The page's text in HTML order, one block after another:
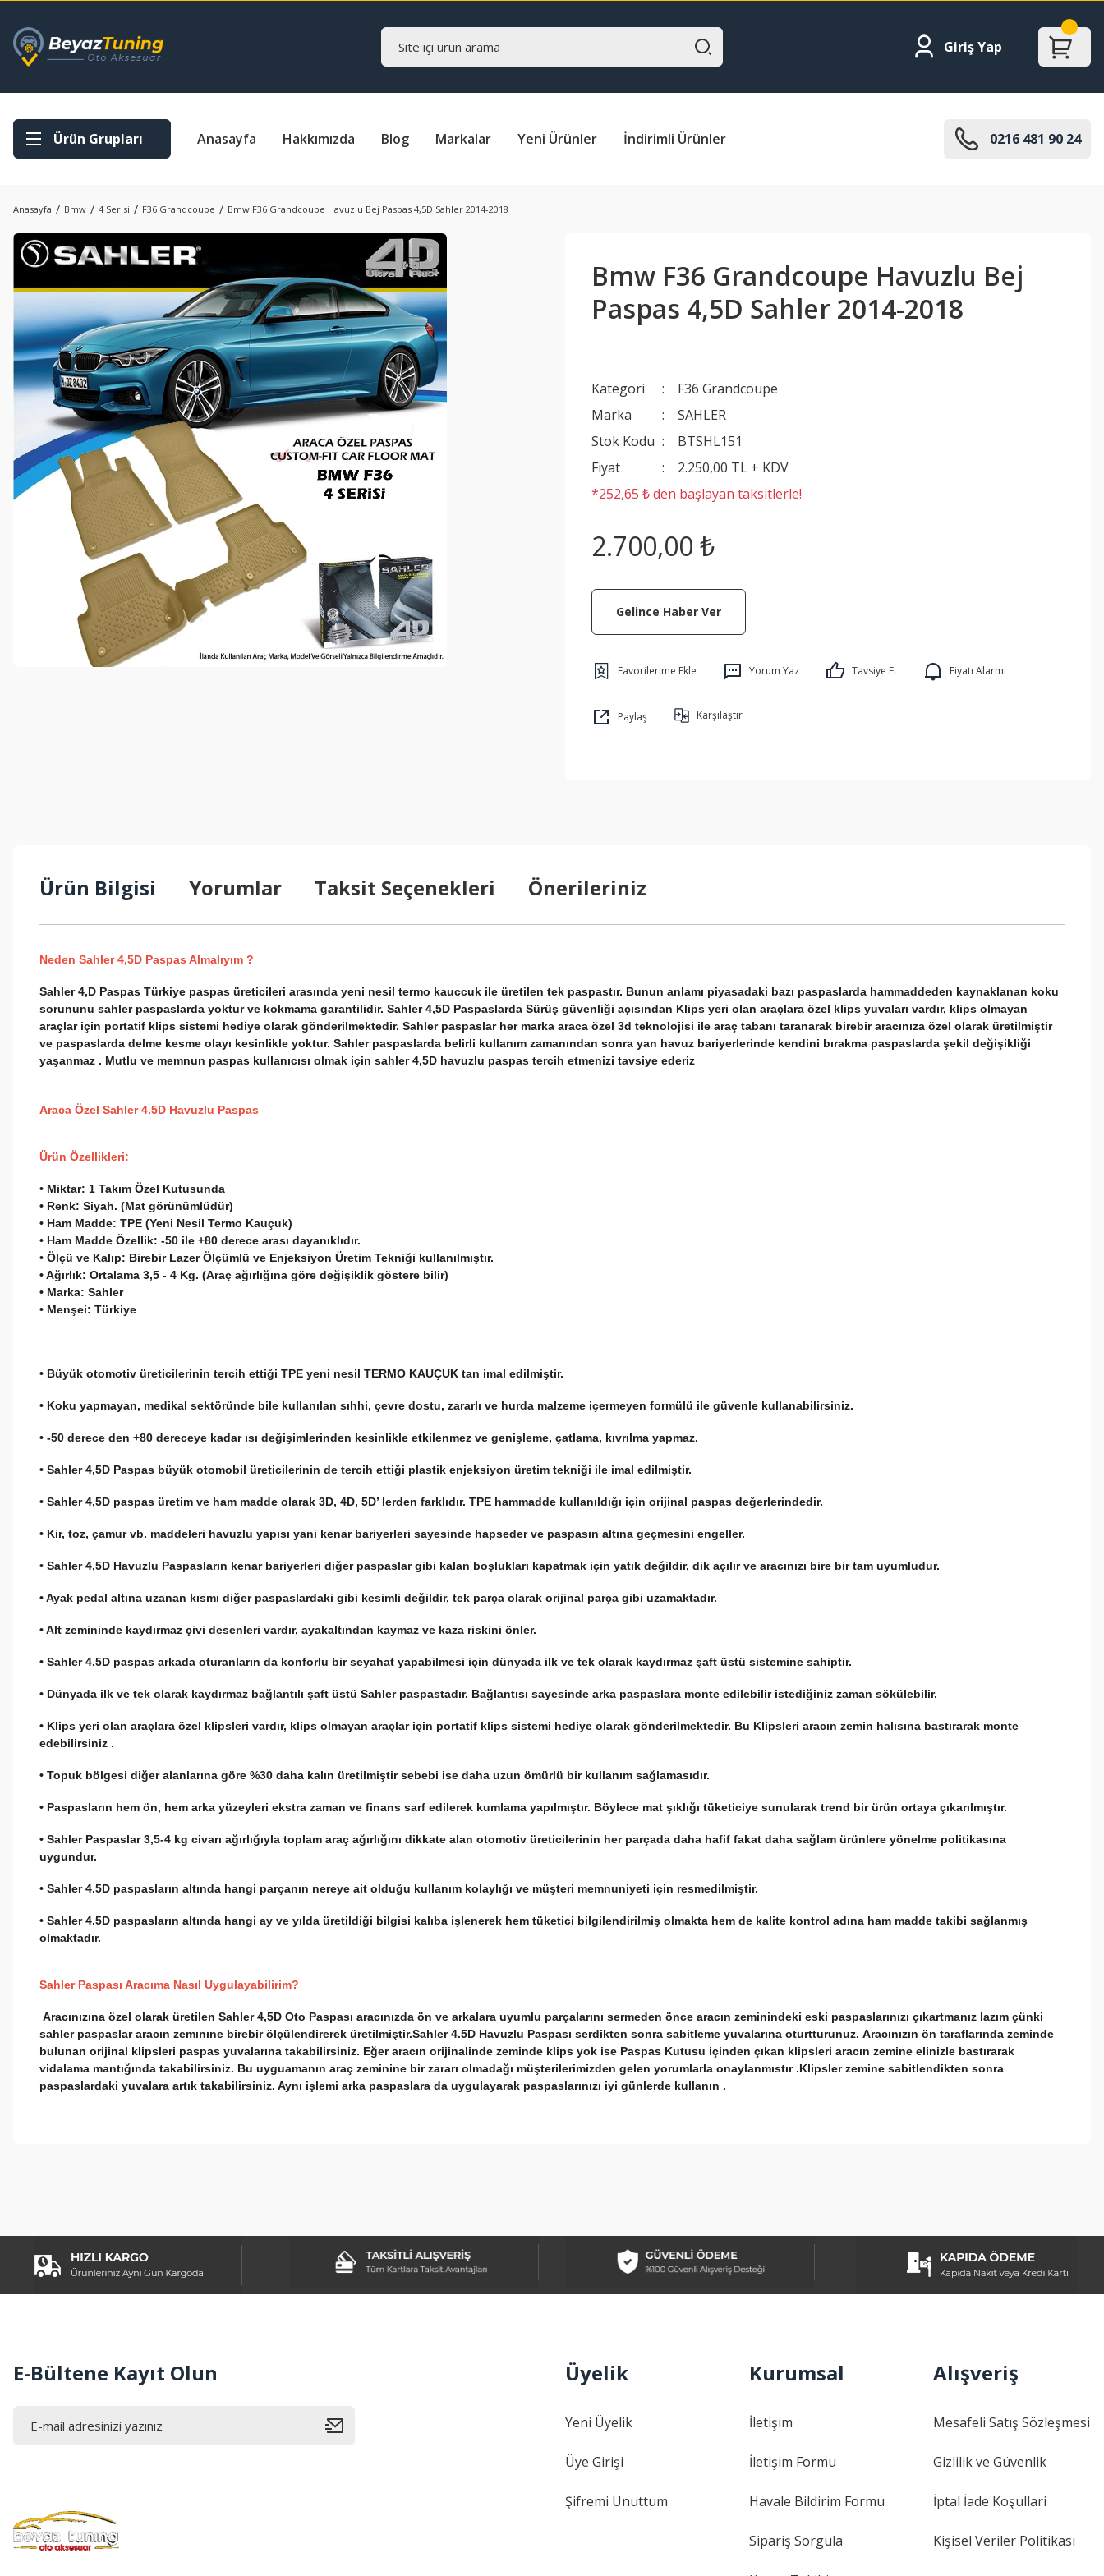
Giriş Yap
Ürün Grupları Anasayfa Hakkımızda Blog Markalar Yeni Ürünler İndirimli Ürünler 0216 481 90 24
Anasayfa Bmw 4 Serisi F36 Grandcoupe Bmw F36 Grandcoupe Havuzlu Bej Paspas 4,5D Sahler 2014-2018
Bmw F36 Grandcoupe Havuzlu Bej
Paspas 4,5D Sahler 2014-2018
Kategori
F36 Grandcoupe
Marka
SAHLER
Stok Kodu
BTSHL151
Fiyat
2.250,00 TL + KDV
*252,65 ₺ den başlayan taksitlerle!
2.700,00 ₺
Gelince Haber Ver
Yorum Yaz Tavsiye Et Fiyatı Alarmı
Paylaş Karşılaştır
Ürün Bilgisi Yorumlar Taksit Seçenekleri Önerileriniz
Neden Sahler 4,5D Paspas Almalıyım ?
Sahler 4,D Paspas Türkiye paspas üreticileri arasında yeni nesil termo kauccuk ile üretilen tek paspastır. Bunun anlamı piyasadaki bazı paspaslarda hammaddeden kaynaklanan koku
sorununu sahler paspaslarda yoktur ve kokmama garantilidir. Sahler 4,5D Paspaslarda Sürüş güvenliği açısından Klips yeri olan araçlara özel klips yuvaları vardır, klips olmayan
araçlar için portatif klips sistemi hediye olarak gönderilmektedir. Sahler paspaslar her marka araca özel 3d teknolojisi ile araç tabanı taranarak birebir aracınıza özel olarak üretilmiştir
ve paspaslarda delme kesme olayı kesinlikle yoktur. Sahler paspaslarda belirli kullanım zamanından sonra yan havuz bariyerlerinde kendini bırakma paspaslarda şekil değişikliği
yaşanmaz . Mutlu ve memnun paspas kullanıcısı olmak için sahler 4,5D havuzlu paspas tercih etmenizi tavsiye ederiz
Araca Özel Sahler 4.5D Havuzlu Paspas
Ürün Özellikleri:
• Miktar: 1 Takım Özel Kutusunda
• Renk: Siyah. (Mat görünümlüdür)
• Ham Madde: TPE (Yeni Nesil Termo Kauçuk)
• Ham Madde Özellik: -50 ile +80 derece arası dayanıklıdır.
• Ölçü ve Kalıp: Birebir Lazer Ölçümlü ve Enjeksiyon Üretim Tekniği kullanılmıştır.
• Ağırlık: Ortalama 3,5 - 4 Kg. (Araç ağırlığına göre değişiklik göstere bilir)
• Marka: Sahler
• Menşei: Türkiye
• Büyük otomotiv üreticilerinin tercih ettiği TPE yeni nesil TERMO KAUÇUK tan imal edilmiştir.
• Koku yapmayan, medikal sektöründe bile kullanılan sıhhi, çevre dostu, zararlı ve hurda malzeme içermeyen formülü ile güvenle kullanabilirsiniz.
• -50 derece den +80 dereceye kadar ısı değişimlerinden kesinlikle etkilenmez ve genişleme, çatlama, kıvrılma yapmaz.
• Sahler 4,5D Paspas büyük otomobil üreticilerinin de tercih ettiği plastik enjeksiyon üretim tekniği ile imal edilmiştir.
• Sahler 4,5D paspas üretim ve ham madde olarak 3D, 4D, 5D’ lerden farklıdır. TPE hammadde kullanıldığı için orijinal paspas değerlerindedir.
• Kir, toz, çamur vb. maddeleri havuzlu yapısı yani kenar bariyerleri sayesinde hapseder ve paspasın altına geçmesini engeller.
• Sahler 4,5D Havuzlu Paspasların kenar bariyerleri diğer paspaslar gibi kalan boşlukları kapatmak için yatık değildir, dik açılır ve aracınızı bire bir tam uyumludur.
• Ayak pedal altına uzanan kısmı diğer paspaslardaki gibi kesimli değildir, tek parça olarak orijinal parça gibi uzamaktadır.
• Alt zemininde kaydırmaz çivi desenleri vardır, ayakaltından kaymaz ve kaza riskini önler.
• Sahler 4.5D paspas arkada oturanların da konforlu bir seyahat yapabilmesi için dünyada ilk ve tek olarak kaydırmaz şaft üstü sistemine sahiptir.
• Dünyada ilk ve tek olarak kaydırmaz bağlantılı şaft üstü Sahler paspastadır. Bağlantısı sayesinde arka paspaslara monte edilebilir istediğiniz zaman sökülebilir.
• Klips yeri olan araçlara özel klipsleri vardır, klips olmayan araçlar için portatif klips sistemi hediye olarak gönderilmektedir. Bu Klipsleri aracın zemin halısına bastırarak monte
edebilirsiniz .
• Topuk bölgesi diğer alanlarına göre %30 daha kalın üretilmiştir sebebi ise daha uzun ömürlü bir kullanım sağlamasıdır.
• Paspasların hem ön, hem arka yüzeyleri ekstra zaman ve finans sarf edilerek kumlama yapılmıştır. Böylece mat şıklığı tüketiciye sunularak trend bir ürün ortaya çıkarılmıştır.
• Sahler Paspaslar 3,5-4 kg civarı ağırlığıyla toplam araç ağırlığını dikkate alan otomotiv üreticilerinin her parçada daha hafif fakat daha sağlam ürünlere yönelme politikasına
uygundur.
• Sahler 4.5D paspasların altında hangi parçanın nereye ait olduğu kullanım kolaylığı ve müşteri memnuniyeti için resmedilmiştir.
• Sahler 4.5D paspasların altında hangi ay ve yılda üretildiği bilgisi kalıba işlenerek hem tüketici bilgilendirilmiş olmakta hem de kalite kontrol adına ham madde takibi sağlanmış
olmaktadır.
Sahler Paspası Aracıma Nasıl Uygulayabilirim?
Aracınızına özel olarak üretilen Sahler 4,5D Oto Paspası aracınızda ön ve arkalara uyumlu parçalarını sermeden önce aracın zeminindeki eski paspaslarınızı çıkartmanız lazım çünki
sahler paspaslar aracın zemınıne birebir ölçülendirerek üretilmiştir.Sahler 4.5D Havuzlu Paspası serdikten sonra sabitleme yuvalarına oturtturunuz. Aracınızın ön taraflarında zeminde
bulunan orijinal klipsleri paspas yuvalarına takabilirsiniz. Eğer aracın orijinalinde zeminde klips yok ise Paspas Kutusu içinden çıkan klipsleri aracın zemine elinizle bastırarak
vidalama mantığında takabilirsiniz. Bu uyguamanın araç zeminine bir zararı olmadağı müşterilerimizden gelen yorumlarla onaylanmıstır .Klipsler zemine sabitlendikten sonra
paspaslardaki yuvalara artık takabilirsiniz. Aynı işlemi arka paspaslara da uygulayarak paspaslarınızı iyi günlerde kullanın .
Ürün fiyatı diğer sitelerden daha pahalı.
Bu ürüne benzer farklı alternatifler olmalı.
E-Bültene Kayıt Olun Üyelik
Yeni Üyelik
Üye Girişi
Şifremi Unuttum
Kurumsal
İletişim
İletişim Formu
Havale Bildirim Formu
Sipariş Sorgula
Alışveriş
Mesafeli Satış Sözleşmesi
Gizlilik ve Güvenlik
İptal İade Koşullari
Kişisel Veriler Politikası